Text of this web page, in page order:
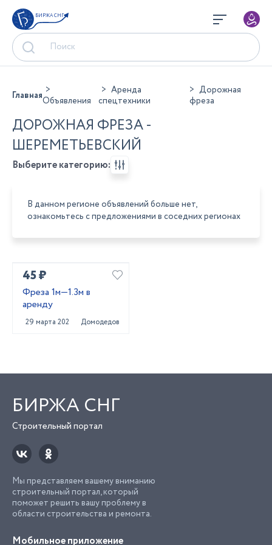
БИРЖА СНГ
ГлавнаяОбъявления
Аренда
спецтехники
Дорожная
фреза
ДОРОЖНАЯ ФРЕЗА -
ШЕРЕМЕТЬЕВСКИЙ
Выберите категорию:
В данном регионе объявлений больше нет,
ознакомьтесь с предложениями в соседних регионах
45 ₽
Фреза 1м—1.3м в
аренду
29 марта 2022 Домодедово
БИРЖА СНГ
Строительный портал
Мы представляем вашему вниманию
строительный портал, который
поможет решить вашу проблему в
области строительства и ремонта.
Мобильное приложение